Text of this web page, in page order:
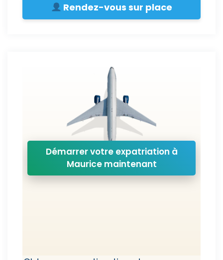
Rendez-vous sur place
Démarrer votre expatriation à
Maurice maintenant